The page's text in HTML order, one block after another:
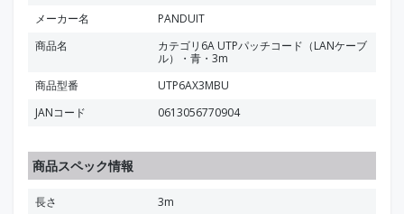
メーカー名
PANDUIT
商品名
カテゴリ6A UTPパッチコード（LANケーブ
ル）・青・3m
商品型番
UTP6AX3MBU
JANコード
0613056770904
商品スペック情報
長さ
3m